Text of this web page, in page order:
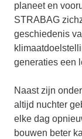
planeet en
STRABAG
geschiedenis
generaties een
Naast zijn
altijd nuchter
elke dag
bouwen beter